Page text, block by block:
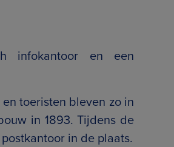
infokantoor en een
toeristen bleven zo in
in 1893. Tijdens de
in de plaats.